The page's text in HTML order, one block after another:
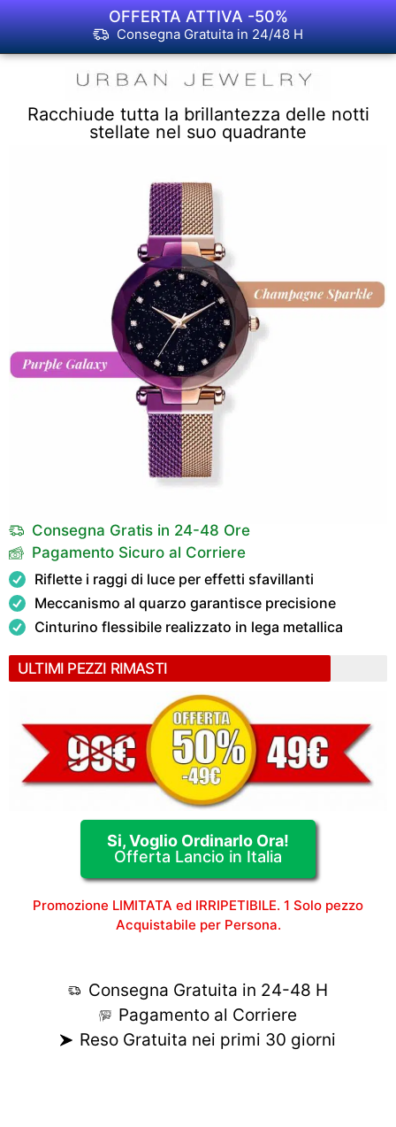
OFFERTA ATTIVA -50%
Consegna Gratuita in 24/48 H
Racchiude tutta la brillantezza delle notti
stellate nel suo quadrante
Consegna Gratis in 24-48 Ore
Pagamento Sicuro al Corriere
Riflette i raggi di luce per effetti sfavillanti
Meccanismo al quarzo garantisce precisione
Cinturino flessibile realizzato in lega metallica
ULTIMI PEZZI RIMASTI
Si, Voglio Ordinarlo Ora!
Offerta Lancio in Italia
Promozione LIMITATA ed IRRIPETIBILE. 1 Solo pezzo
Acquistabile per Persona.
Consegna Gratuita in 24-48 H
Pagamento al Corriere
Reso Gratuita nei primi 30 giorni